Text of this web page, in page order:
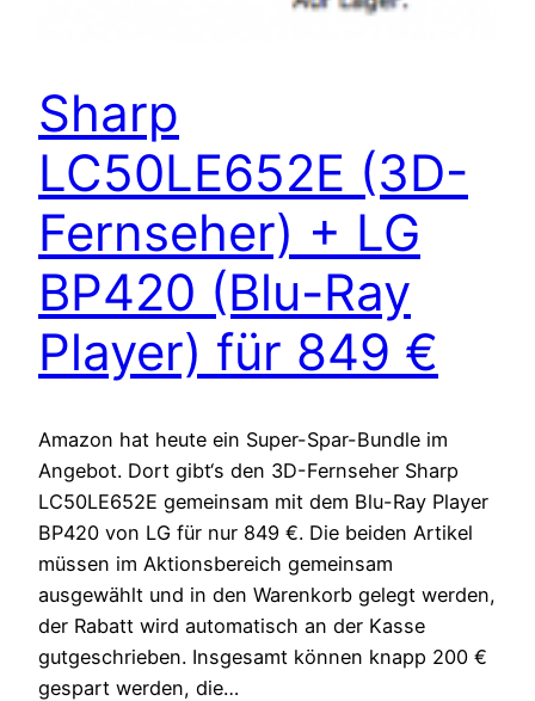
Sharp
LC50LE652E (3D-
Fernseher) + LG
BP420 (Blu-Ray
Player) für 849 €
Amazon hat heute ein Super-Spar-Bundle im
Angebot. Dort gibt‘s den 3D-Fernseher Sharp
LC50LE652E gemeinsam mit dem Blu-Ray Player
BP420 von LG für nur 849 €. Die beiden Artikel
müssen im Aktionsbereich gemeinsam
ausgewählt und in den Warenkorb gelegt werden,
der Rabatt wird automatisch an der Kasse
gutgeschrieben. Insgesamt können knapp 200 €
gespart werden, die…